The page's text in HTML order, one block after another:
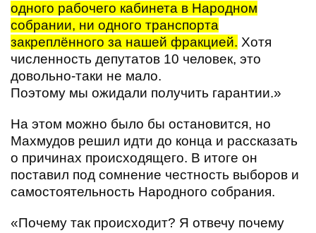
одного рабочего кабинета в Народном
собрании, ни одного транспорта
закреплённого за нашей фракцией. Хотя
численность депутатов 10 человек, это
довольно-таки не мало.
Поэтому мы ожидали получить гарантии.»
На этом можно было бы остановится, но
Махмудов решил идти до конца и рассказать
о причинах происходящего. В итоге он
поставил под сомнение честность выборов и
самостоятельность Народного собрания.
«Почему так происходит? Я отвечу почему